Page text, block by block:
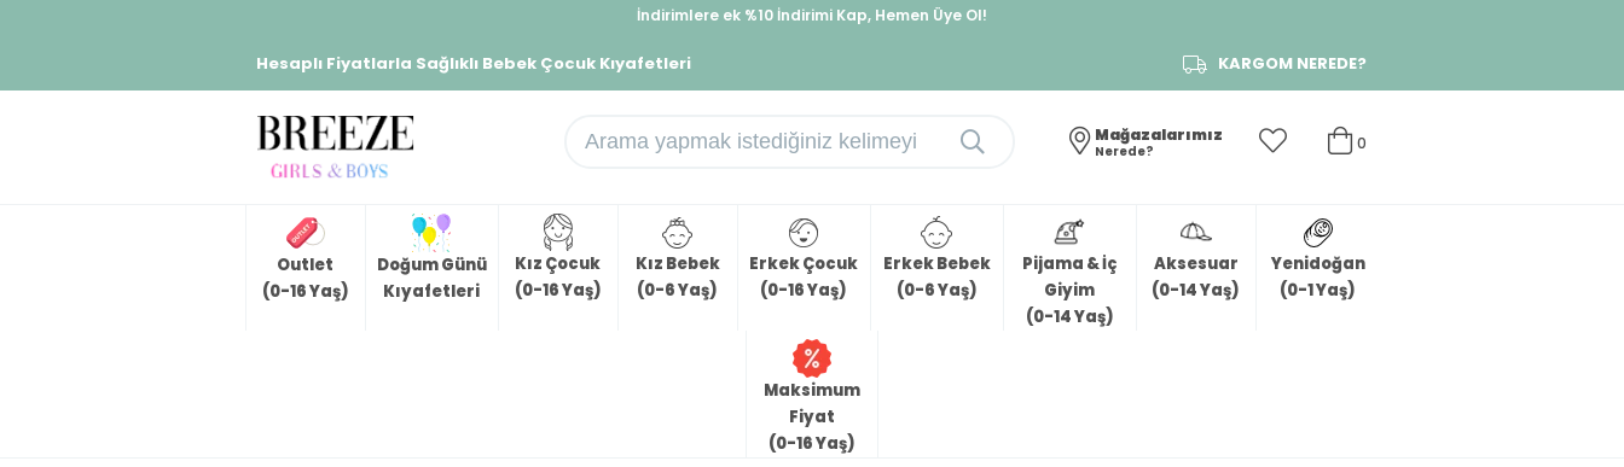
İndirimlere ek %10 İndirimi Kap, Hemen Üye Ol!
Hesaplı Fiyatlarla Sağlıklı Bebek Çocuk Kıyafetleri KARGOM NEREDE?
0
Mağazalarımız
Nerede?
Outlet
(0-16 Yaş)
Doğum Günü
Kıyafetleri
Kız Çocuk
(0-16 Yaş)
Kız Bebek
(0-6 Yaş)
Erkek Çocuk
(0-16 Yaş)
Erkek Bebek
(0-6 Yaş)
Pijama & İç
Giyim
(0-14 Yaş)
Aksesuar
(0-14 Yaş)
Yenidoğan
(0-1 Yaş)
Maksimum
Fiyat
(0-16 Yaş)